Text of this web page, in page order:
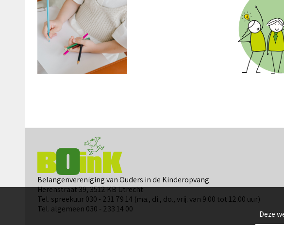
Belangenvereniging van Ouders in de Kinderopvang
Herenstraat 39, 3512 KB Utrecht
Tel. spreekuur 030 - 231 79 14 (ma., di., do., vrij. van 9.00 tot 12.00 uur)
Tel. algemeen 030 - 233 14 00
Deze